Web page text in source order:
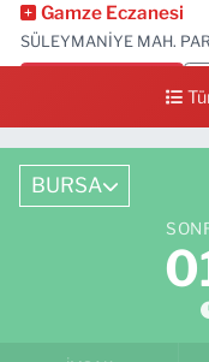
Gamze Eczanesi
SÜLEYMANİYE MAH.
BURSA